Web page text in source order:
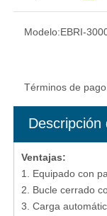
Instrumento de prueba
Vickers Digital
LCD
Modelo:EBRI-
Términos de
Descripción
Ventajas:
1. Equipado con
2. Bucle cerrado
3. Carga